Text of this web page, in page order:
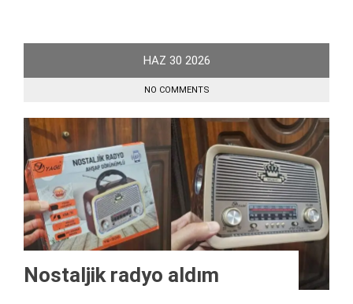
HAZ 30 2026
NO COMMENTS
Nostaljik radyo aldım